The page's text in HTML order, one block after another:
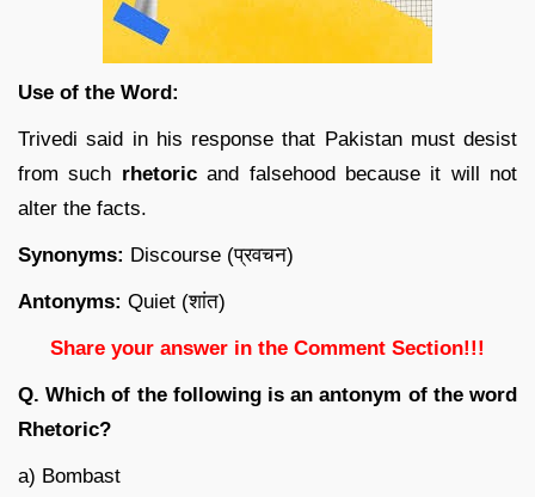
Use of the Word:
Trivedi said in his response that Pakistan must desist
from such rhetoricand falsehood because it will not
alter the facts.
Synonyms: Discourse (प्रवचन)
Antonyms: Quiet (शांत)
Share your answer in the Comment Section!!!
Q. Which of the following is an antonym of the word
Rhetoric?
a) Bombast